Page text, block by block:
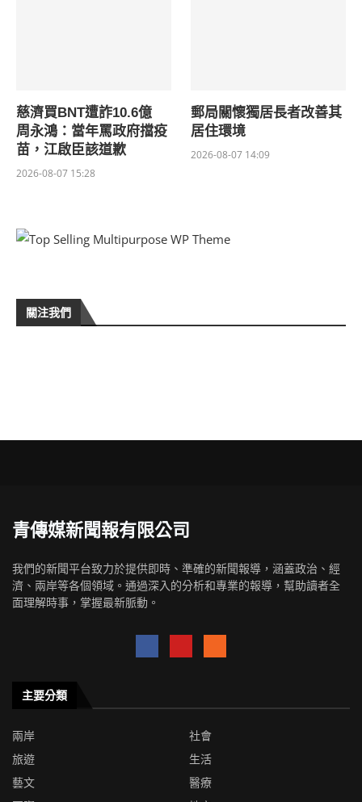
慈濟買BNT遭詐10.6億
周永鴻：當年罵政府擋疫
苗，江啟臣該道歉
2026-08-07 15:28
郵局關懷獨居長者改善其
居住環境
2026-08-07 14:09
關注我們
青傳媒新聞報有限公司
我們的新聞平台致力於提供即時、準確的新聞報導，涵蓋政治、經
濟、兩岸等各個領域。通過深入的分析和專業的報導，幫助讀者全
面理解時事，掌握最新脈動。
主要分類
兩岸
社會
旅遊
生活
藝文
醫療